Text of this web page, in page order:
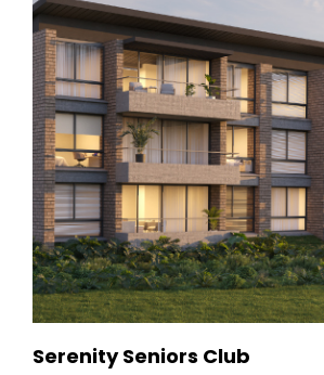
Serenity Seniors Club